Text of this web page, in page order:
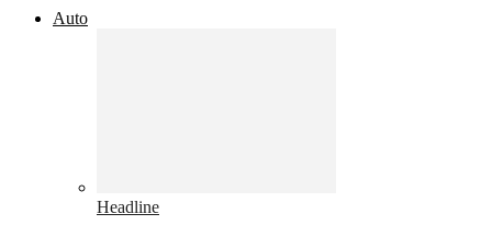
Auto
Headline